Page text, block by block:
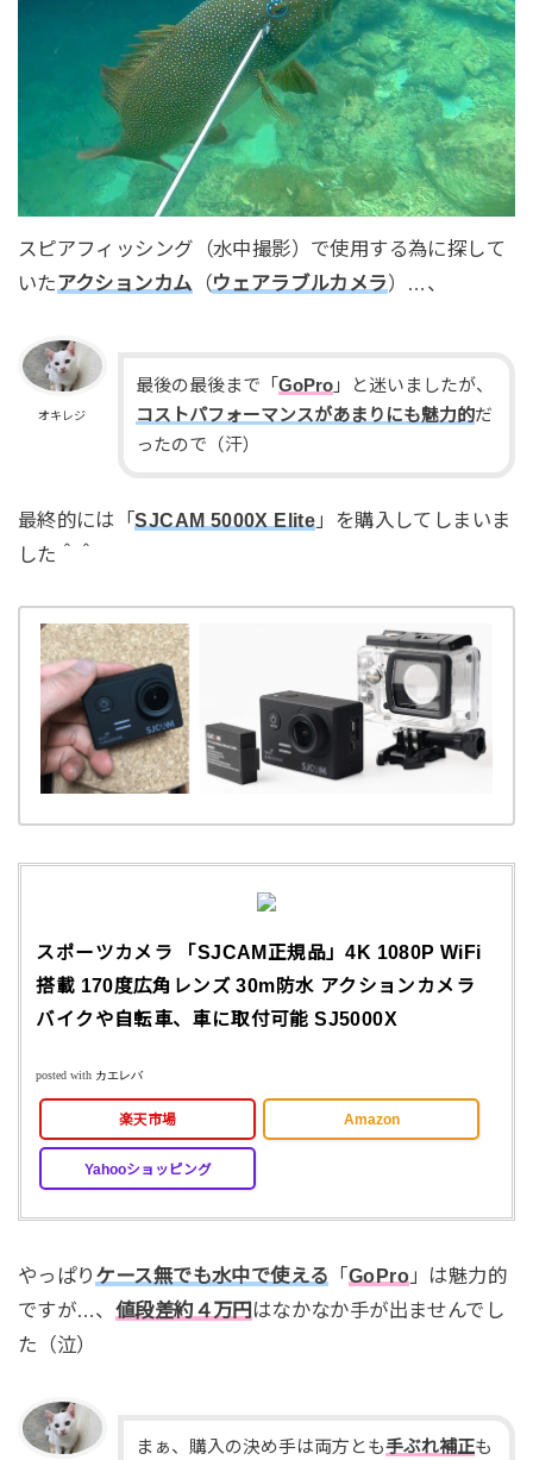
スピアフィッシング（水中撮影）で使用する為に探して
いたアクションカム （ウェアラブルカメラ）…、
オキレジ
最後の最後まで「 GoPro」と迷いましたが、
コストパフォーマンスがあまりにも魅力的だ
ったので（汗）
最終的には「SJCAM 5000X Elite 」を購入してしまいま
した＾＾
スポーツカメラ 「SJCAM正規品」4K 1080P WiFi
搭載 170度広角レンズ 30m防水 アクションカメラ
バイクや自転車、車に取付可能 SJ5000X
posted with カエレバ
楽天市場 Amazon
Yahooショッピング
やっぱり ケース無でも水中で使える 「GoPro」は魅力的
ですが…、 値段差約４万円 はなかなか手が出ませんでし
た（泣）
まぁ、購入の決め手は両方とも手ぶれ補正も